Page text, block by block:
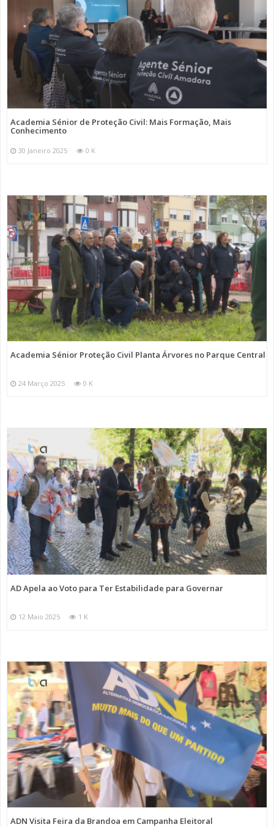
Academia Sénior de Proteção Civil: Mais Formação, Mais
Conhecimento
30 Janeiro 2025 0 K
Academia Sénior Proteção Civil Planta Árvores no Parque Central
24 Março 2025 0 K
AD Apela ao Voto para Ter Estabilidade para Governar
12 Maio 2025 1 K
ADN Visita Feira da Brandoa em Campanha Eleitoral